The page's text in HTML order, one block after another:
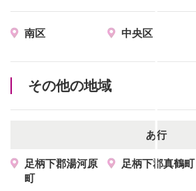
南区 中央区
その他の地域
あ行
足柄下郡湯河原
町
足柄下郡真鶴町